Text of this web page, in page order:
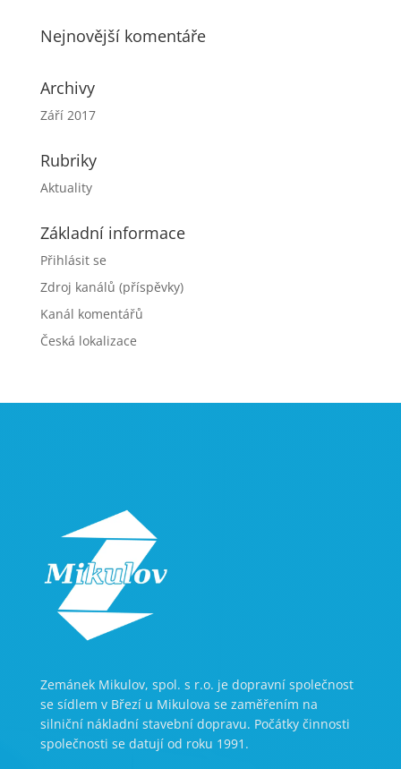
Nejnovější komentáře
Archivy
Září 2017
Rubriky
Aktuality
Základní informace
Přihlásit se
Zdroj kanálů (příspěvky)
Kanál komentářů
Česká lokalizace
Zemánek Mikulov, spol. s r.o. je dopravní společnost
se sídlem v Březí u Mikulova se zaměřením na
silniční nákladní stavební dopravu. Počátky činnosti
společnosti se datují od roku 1991.